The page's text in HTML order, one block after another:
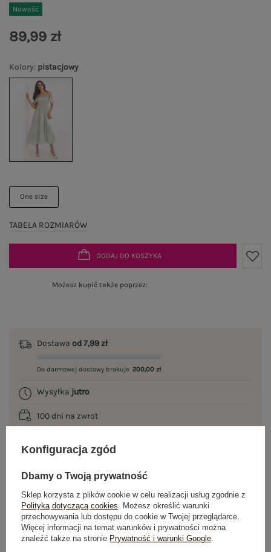
Nowość
Kolory: pistacjowy
One size
TABELA ROZMIARÓW
89,99 zł
DODAJ DO KOSZYKA
Możesz kupić także poprzez:
Dostawa od 7,99 zł
Do darmowej dostawy brakuje 200,00 zł
Wysyłka jutro
100 dni na zwrot
OPIS PRODUKTU
GŁÓWNE PARAMETRY
OPINIE O PRODUKCIE (0)
Konfiguracja zgód
Dbamy o Twoją prywatność
Sklep korzysta z plików cookie w celu realizacji usług zgodnie z
Polityką dotyczącą cookies. Możesz określić warunki
przechowywania lub dostępu do cookie w Twojej przeglądarce.
Więcej informacji na temat warunków i prywatności można
znaleźć także na stronie Prywatność i warunki Google.